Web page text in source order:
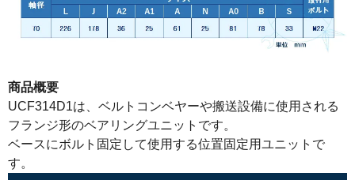
商品概要
UCF314D1は、ベルトコンベヤーや搬送設備に使用される
フランジ形のベアリングユニットです。
ベースにボルト固定して使用する位置固定用ユニットで
す。